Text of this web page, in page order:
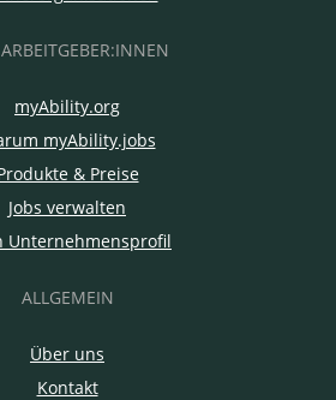
myAbility.org
myAbility.jobs
& Preise
Jobs verwalten
Unternehmensprofil
ALLGEMEIN
Über uns
Kontakt